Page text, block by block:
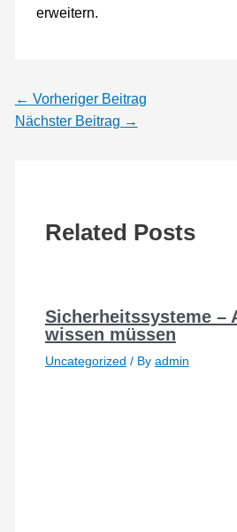
erweitern.
← Vorheriger Beitrag
Nächster Beitrag →
Related Posts
Sicherheitssysteme –
wissen müssen
Uncategorized / By admin